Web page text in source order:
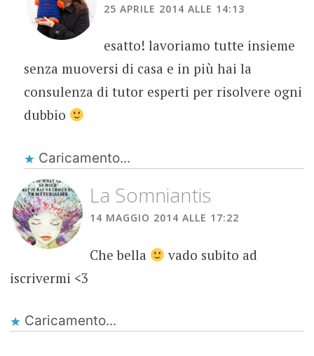
25 APRILE 2014 ALLE 14:13
esatto! lavoriamo tutte insieme
senza muoversi di casa e in più hai la
consulenza di tutor esperti per risolvere ogni
dubbio
Caricamento...
La Somniantis
14 MAGGIO 2014 ALLE 17:22
Che bella
vado subito ad
iscrivermi <3
Caricamento...